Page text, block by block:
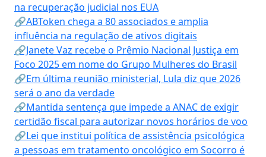
na recuperação judicial nos EUA
🔗ABToken chega a 80 associados e amplia
influência na regulação de ativos digitais
🔗Janete Vaz recebe o Prêmio Nacional Justiça em
Foco 2025 em nome do Grupo Mulheres do Brasil
🔗Em última reunião ministerial, Lula diz que 2026
será o ano da verdade
🔗Mantida sentença que impede a ANAC de exigir
certidão fiscal para autorizar novos horários de voo
🔗Lei que institui política de assistência psicológica
a pessoas em tratamento oncológico em Socorro é